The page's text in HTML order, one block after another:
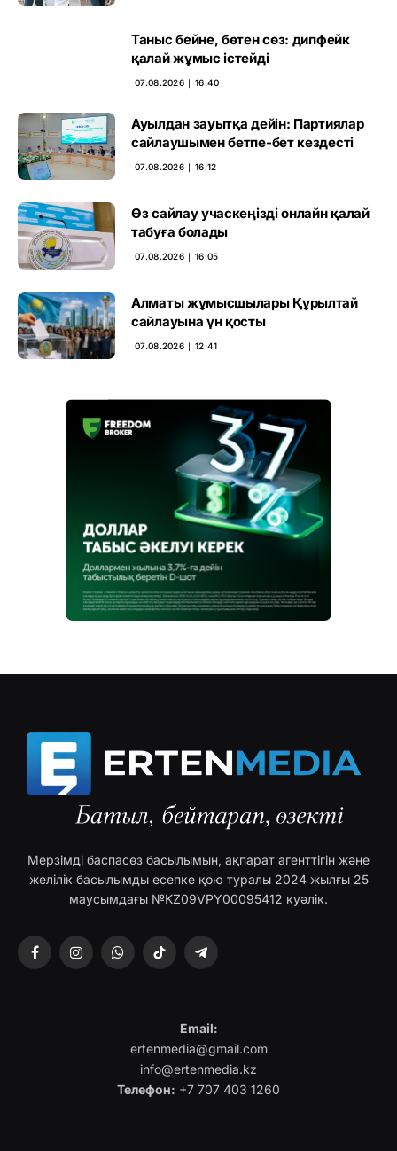
Таныс бейне, бөтен сөз: дипфейк
қалай жұмыс істейді
07.08.2026 ∣ 16:40
Ауылдан зауытқа дейін: Партиялар
сайлаушымен бетпе-бет кездесті
07.08.2026 ∣ 16:12
Өз сайлау учаскеңізді онлайн қалай
табуға болады
07.08.2026 ∣ 16:05
Алматы жұмысшылары Құрылтай
сайлауына үн қосты
07.08.2026 ∣ 12:41
Мерзімді баспасөз басылымын, ақпарат агенттігін және
желілік басылымды есепке қою туралы 2024 жылғы 25
маусымдағы №KZ09VPY00095412 куәлік.
FacebookInstagramWhatsAppTikTok Telegram
Email:
ertenmedia@gmail.com
info@ertenmedia.kz
Телефон: +7 707 403 1260